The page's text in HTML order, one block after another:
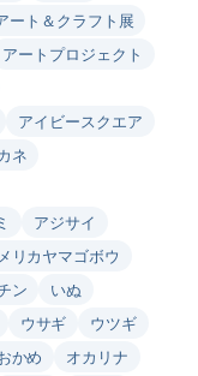
ート＆クラフト展
アートプロジェクト
アイビースクエア
ネ
アジサイ
リカヤマゴボウ
ン
いぬ
ウサギ
ウツギ
かめ
オカリナ